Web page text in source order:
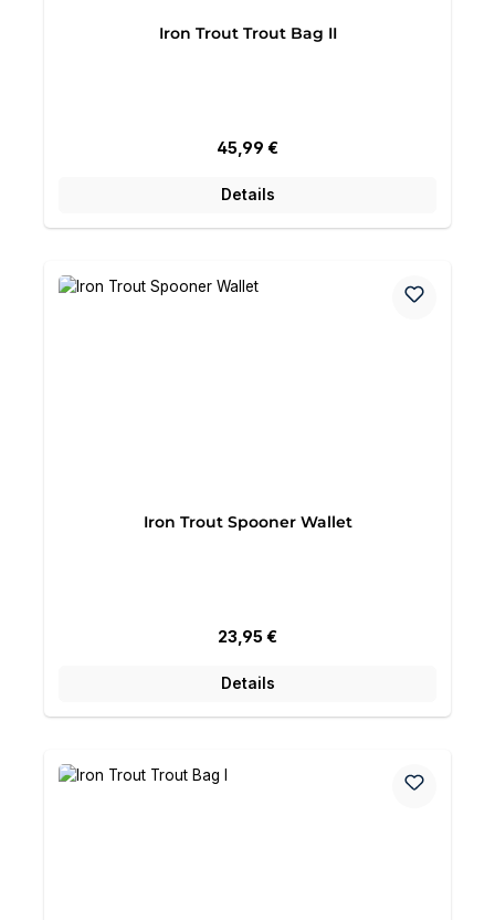
Iron Trout Trout Bag II
Regulärer Preis:
45,99 €
Details
Iron Trout Spooner Wallet
Regulärer Preis:
23,95 €
Details